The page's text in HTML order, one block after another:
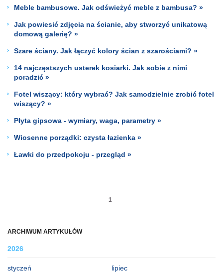
ARCHIWUM ARTYKUŁÓW
2026
styczeń lipiec
Meble bambusowe. Jak odświeżyć meble z bambusa? »
Jak powiesić zdjęcia na ścianie, aby stworzyć unikatową
domową galerię? »
Szare ściany. Jak łączyć kolory ścian z szarościami? »
14 najczęstszych usterek kosiarki. Jak sobie z nimi
poradzić »
Fotel wiszący: który wybrać? Jak samodzielnie zrobić fotel
wiszący? »
Płyta gipsowa - wymiary, waga, parametry »
Wiosenne porządki: czysta łazienka »
Ławki do przedpokoju - przegląd »
1